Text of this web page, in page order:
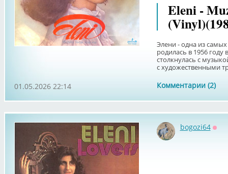
Eleni -
Элени - одна из
родилась в 1956
столкнулась с
с художественными
Комментарии (2)
01.05.2026 22:14
bogozi64